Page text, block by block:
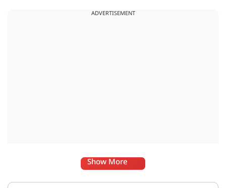
ADVERTISEMENT
Show More